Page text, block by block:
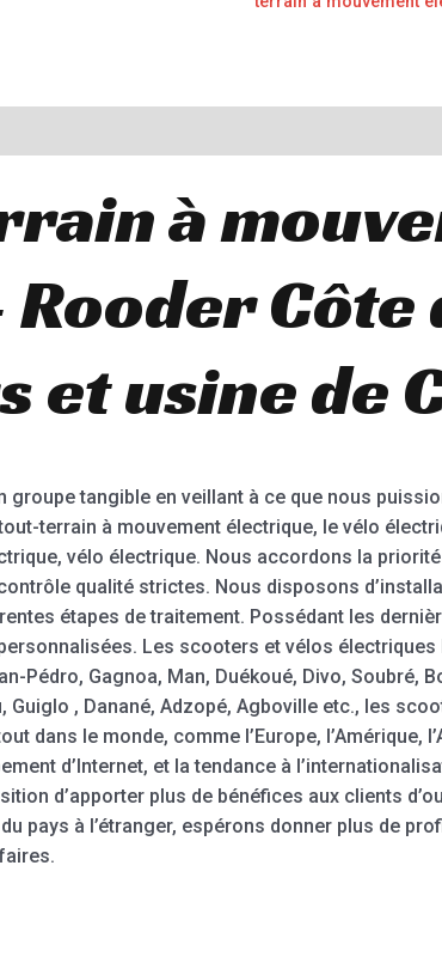
à
Côte
et usine de
tangible en veillant à ce que nous
terrain à mouvement électrique, le vélo
vélo électrique. Nous accordons la
qualité strictes. Nous disposons
étapes de traitement. Possédant les
Les scooters et vélos
Pédro, Gagnoa, Man, Duékoué, Divo, Soubré,
Guiglo , Danané, Adzopé, Agboville etc., les
dans le monde, comme l’Europe, l’Amérique,
d’Internet, et la tendance à
d’apporter plus de bénéfices aux clients
pays à l’étranger, espérons donner plus de